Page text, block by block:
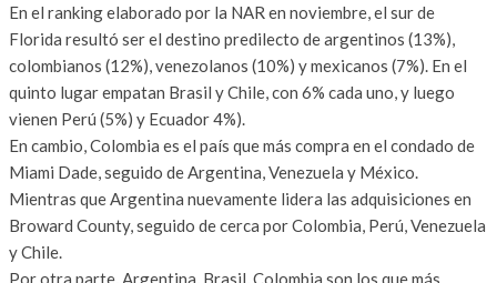
En el ranking elaborado por la NAR en noviembre, el sur de
Florida resultó ser el destino predilecto de argentinos (13%),
colombianos (12%), venezolanos (10%) y mexicanos (7%). En el
quinto lugar empatan Brasil y Chile, con 6% cada uno, y luego
vienen Perú (5%) y Ecuador 4%).
En cambio, Colombia es el país que más compra en el condado de
Miami Dade, seguido de Argentina, Venezuela y México.
Mientras que Argentina nuevamente lidera las adquisiciones en
Broward County, seguido de cerca por Colombia, Perú, Venezuela
y Chile.
Por otra parte, Argentina, Brasil, Colombia son los que más